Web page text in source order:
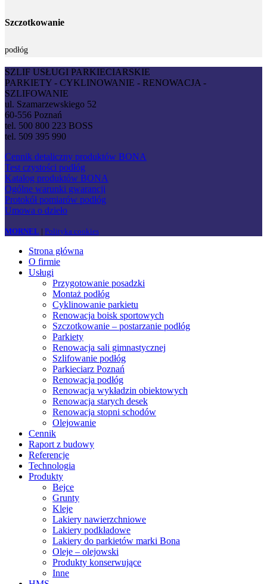
Szczotkowanie
podłóg
SZLIF USŁUGI PARKIECIARSKIE
PARKIETY - CYKLINOWANIE - RENOWACJA -
SZLIFOWANIE
ul. Szamarzewskiego 52
60-556 Poznań
tel. 500 800 223 BOSS
tel. 509 395 990
Cennik detaliczny produktów BONA
Test czystości podłóg
Katalog produktów BONA
Ogólne warunki gwarancji
Protokół pomiarów podłóg
Umowa o dzieło
MORNEL | Polityka cookies
Strona główna
O firmie
Usługi
Przygotowanie posadzki
Montaż podłóg
Cyklinowanie parkietu
Renowacja boisk sportowych
Szczotkowanie – postarzanie podłóg
Parkiety
Renowacja sali gimnastycznej
Szlifowanie podłóg
Parkieciarz Poznań
Renowacja podłóg
Renowacja wykładzin obiektowych
Renowacja starych desek
Renowacja stopni schodów
Olejowanie
Cennik
Raport z budowy
Referencje
Technologia
Produkty
Bejce
Grunty
Kleje
Lakiery nawierzchniowe
Lakiery podkładowe
Lakiery do parkietów marki Bona
Oleje – olejowski
Produkty konserwujące
Inne